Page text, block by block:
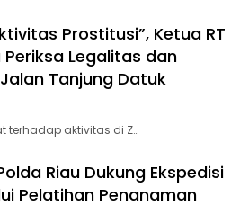
Prostitusi”, Ketua RT
Legalitas dan
Tanjung Datuk
terhadap aktivitas di Z…
Riau Dukung Ekspedisi
Pelatihan Penanaman